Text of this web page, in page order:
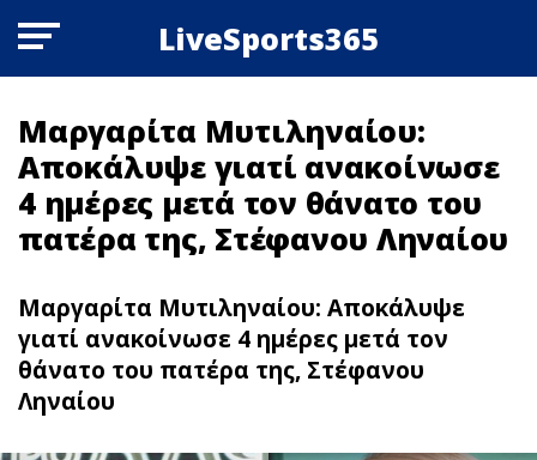
LiveSports365
Μαργαρίτα Μυτιληναίου:
Αποκάλυψε γιατί ανακοίνωσε
4 ημέρες μετά τον θάνατο του
πατέρα της, Στέφανου Ληναίου
Μαργαρίτα Μυτιληναίου: Αποκάλυψε
γιατί ανακοίνωσε 4 ημέρες μετά τον
θάνατο του πατέρα της, Στέφανου
Ληναίου